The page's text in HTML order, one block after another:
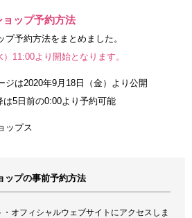
ップ予約方法
予約方法をまとめました。
11:00より開始となります。
は2020年9月18日（金）より公開
5日前の0:00より予約可能
ップス
ップの事前予約方法
オフィシャルウェブサイトにアクセスしま